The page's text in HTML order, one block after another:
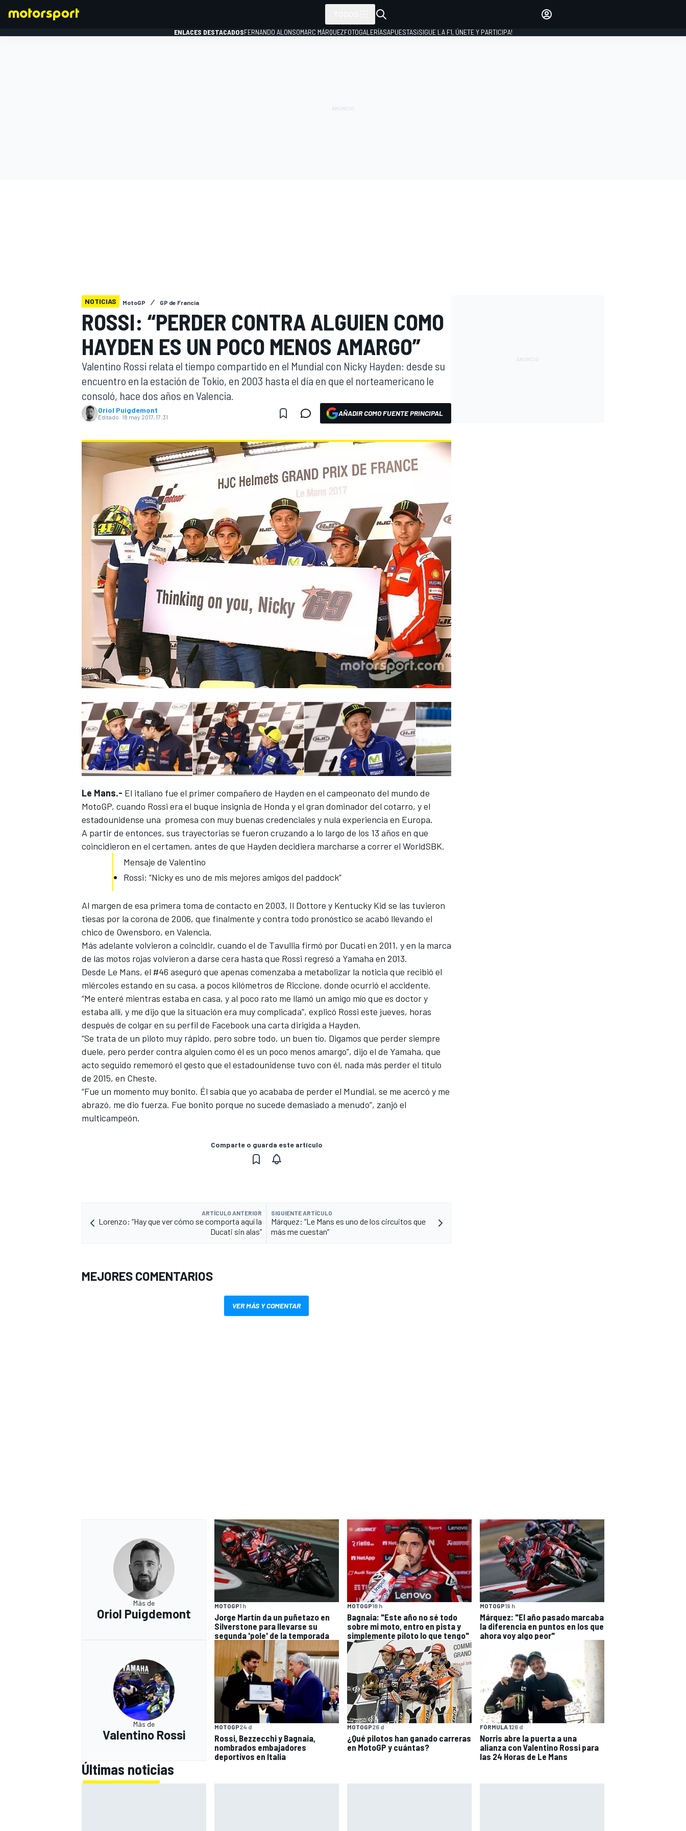
WEC
MÁS CATEGORÍAS
ENLACES DESTACADOSFERNANDO ALONSOMARC MÁRQUEZFOTOGALERÍASAPUESTAS¡SIGUE LA F1, ÚNETE Y PARTICIPA!
NOTICIAS MotoGP GP de Francia
ROSSI: “PERDER CONTRA ALGUIEN COMO
HAYDEN ES UN POCO MENOS AMARGO”
Valentino Rossi relata el tiempo compartido en el Mundial con Nicky Hayden: desde su
encuentro en la estación de Tokio, en 2003 hasta el día en que el norteamericano le
consoló, hace dos años en Valencia.
Oriol Puigdemont
Editado: 18 may 2017, 17:31 AÑADIR COMO FUENTE PRINCIPAL
Le Mans.- El italiano fue el primercompañero de Hayden en el campeonato del mundo de
MotoGP, cuando Rossi era el buque insignia de Honda y el gran dominador del cotarro, y el
estadounidense una promesa con muy buenas credenciales y nula experiencia en Europa.
A partir de entonces, sus trayectorias se fueron cruzando a lo largo de los 13 años en que
coincidieron en el certamen, antes de que Hayden decidiera marcharse a correr el WorldSBK.
Mensaje de Valentino
Rossi: “Nicky es uno de mis mejores amigos del paddock”
Al margen de esa primera toma de contacto en 2003, Il Dottore y Kentucky Kid se las tuvieron
tiesas por la corona de 2006, que finalmente y contra todo pronóstico se acabó llevando el
chico de Owensboro, en Valencia.
Más adelante volvieron a coincidir, cuando el de Tavullia firmó por Ducati en 2011, y en la marca
de las motos rojas volvieron a darse cera hasta que Rossi regresó a Yamaha en 2013.
Desde Le Mans, el #46 aseguró que apenas comenzaba a metabolizar la noticia que recibió el
miércoles estando en su casa, a pocos kilómetros de Riccione, donde ocurrió el accidente.
“Me enteré mientras estaba en casa, y al poco rato me llamó un amigo mío que es doctor y
estaba allí, y me dijo que la situación era muy complicada”, explicó Rossi este jueves, horas
después de colgaren su perfil de Facebook una carta dirigida a Hayden.
“Se trata de un piloto muy rápido, pero sobre todo, un buen tío. Digamos que perder siempre
duele, pero perder contra alguien como él es un poco menos amargo”, dijo el de Yamaha, que
acto seguido rememoró el gesto que el estadounidense tuvo con él, nada más perder el título
de 2015, en Cheste.
“Fue un momento muy bonito. Él sabía que yo acababa de perder el Mundial, se me acercó y me
abrazó, me dio fuerza. Fue bonito porque no sucede demasiado a menudo”, zanjó el
multicampeón.
Comparte o guarda este artículo
ARTÍCULO ANTERIOR
Lorenzo: “Hay que ver cómo se comporta aquí la
Ducati sin alas”
SIGUIENTE ARTÍCULO
Márquez: “Le Mans es uno de los circuitos que
más me cuestan”
MEJORES COMENTARIOS
VER MÁS Y COMENTAR
Más de
Oriol Puigdemont
MOTOGP1 h
Jorge Martín da un puñetazo en
Silverstone para llevarse su
segunda 'pole' de la temporada
MOTOGP18 h
Bagnaia: "Este año no sé todo
sobre mi moto, entro en pista y
simplemente piloto lo que tengo"
MOTOGP19 h
Márquez: "El año pasado marcaba
la diferencia en puntos en los que
ahora voy algo peor"
Más de
Valentino Rossi
MOTOGP24 d
Rossi, Bezzecchi y Bagnaia,
nombrados embajadores
deportivos en Italia
MOTOGP26 d
¿Qué pilotos han ganado carreras
en MotoGP y cuántas?
FÓRMULA 126 d
Norris abre la puerta a una
alianza con Valentino Rossi para
las 24 Horas de Le Mans
Últimas noticias